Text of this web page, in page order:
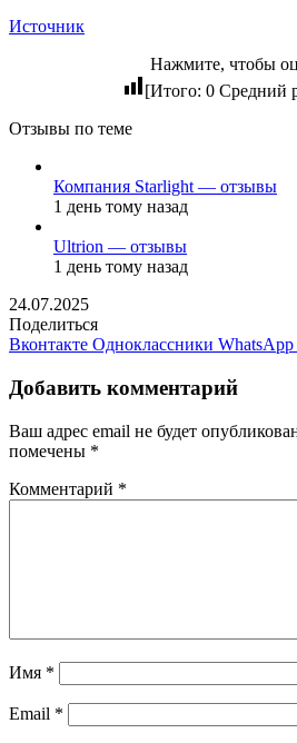
Источник
Нажмите, чтобы
[Итого: 0Средний
Отзывы по теме
Компания Starlight — отзывы
1 день тому назад
Ultrion — отзывы
1 день тому назад
24.07.2025
Поделиться
Вконтакте Одноклассники WhatsApp
Добавить комментарий
Ваш адрес email не будет
помечены *
Комментарий *
Имя *
Email *